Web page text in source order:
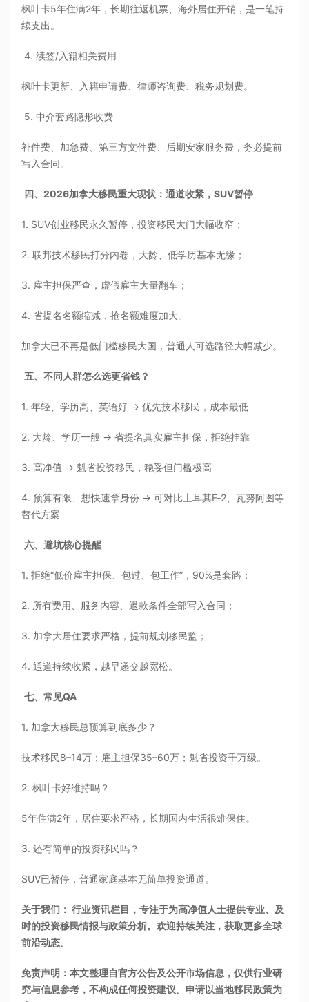
枫叶卡5年住满2年，长期往返机票、海外居住开销，是一笔持
续支出。
4. 续签/入籍相关费用
枫叶卡更新、入籍申请费、律师咨询费、税务规划费。
5. 中介套路隐形收费
补件费、加急费、第三方文件费、后期安家服务费，务必提前
写入合同。
四、2026加拿大移民重大现状：通道收紧，SUV暂停
1. SUV创业移民永久暂停，投资移民大门大幅收窄；
2. 联邦技术移民打分内卷，大龄、低学历基本无缘；
3. 雇主担保严查，虚假雇主大量翻车；
4. 省提名名额缩减，抢名额难度加大。
加拿大已不再是低门槛移民大国，普通人可选路径大幅减少。
五、不同人群怎么选更省钱？
1. 年轻、学历高、英语好 → 优先技术移民，成本最低
2. 大龄、学历一般 → 省提名真实雇主担保，拒绝挂靠
3. 高净值 → 魁省投资移民，稳妥但门槛极高
4. 预算有限、想快速拿身份 → 可对比土耳其E‑2、瓦努阿图等
替代方案
六、避坑核心提醒
1. 拒绝“低价雇主担保、包过、包工作”，90%是套路；
2. 所有费用、服务内容、退款条件全部写入合同；
3. 加拿大居住要求严格，提前规划移民监；
4. 通道持续收紧，越早递交越宽松。
七、常见QA
1. 加拿大移民总预算到底多少？
技术移民8–14万；雇主担保35–60万；魁省投资千万级。
2. 枫叶卡好维持吗？
5年住满2年，居住要求严格，长期国内生活很难保住。
3. 还有简单的投资移民吗？
SUV已暂停，普通家庭基本无简单投资通道。
关于我们： 行业资讯栏目，专注于为高净值人士提供专业、及
时的投资移民情报与政策分析。欢迎持续关注，获取更多全球
前沿动态。
免责声明：本文整理自官方公告及公开市场信息，仅供行业研
究与信息参考，不构成任何投资建议。申请以当地移民政策为